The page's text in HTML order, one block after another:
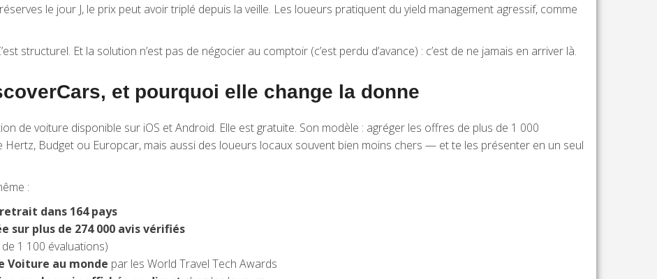
le jour J, le prix peut avoir triplé depuis la veille. Les loueurs pratiquent du yield management agressif, comme
structurel. Et la solution n’est pas de négocier au comptoir (c’est perdu d’avance) : c’est de ne jamais en arriver là.
et pourquoi elle change la donne
de voiture disponible sur iOS et Android. Elle est gratuite. Son modèle : agréger les offres de plus de 1 000
Budget ou Europcar, mais aussi des loueurs locaux souvent bien moins chers — et te les présenter en un seul
:
dans 164 pays
sur plus de 274 000 avis vérifiés
1 100 évaluations)
Voiture au monde par les World Travel Tech Awards